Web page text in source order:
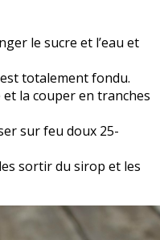
le sucre et l’eau et
totalement fondu.
et la couper en tranches
sur feu doux 25-
sortir du sirop et les